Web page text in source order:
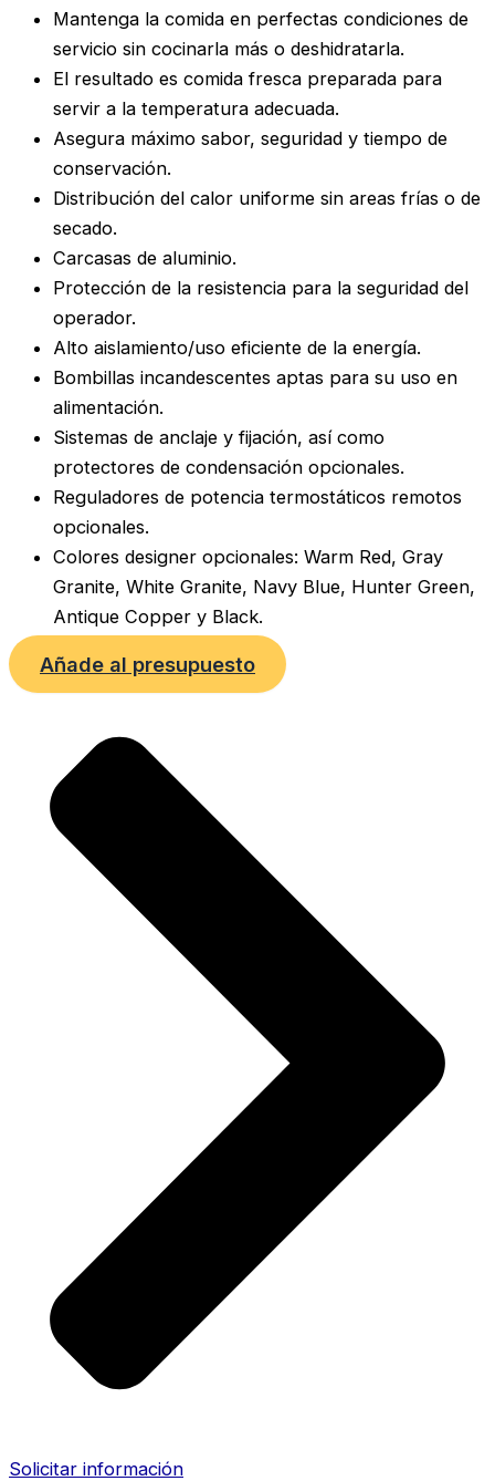
Mantenga la comida en perfectas condiciones de
servicio sin cocinarla más o deshidratarla.
El resultado es comida fresca preparada para
servir a la temperatura adecuada.
Asegura máximo sabor, seguridad y tiempo de
conservación.
Distribución del calor uniforme sin areas frías o de
secado.
Carcasas de aluminio.
Protección de la resistencia para la seguridad del
operador.
Alto aislamiento/uso eficiente de la energía.
Bombillas incandescentes aptas para su uso en
alimentación.
Sistemas de anclaje y fijación, así como
protectores de condensación opcionales.
Reguladores de potencia termostáticos remotos
opcionales.
Colores designer opcionales: Warm Red, Gray
Granite, White Granite, Navy Blue, Hunter Green,
Antique Copper y Black.
Añade al presupuesto
Solicitar información